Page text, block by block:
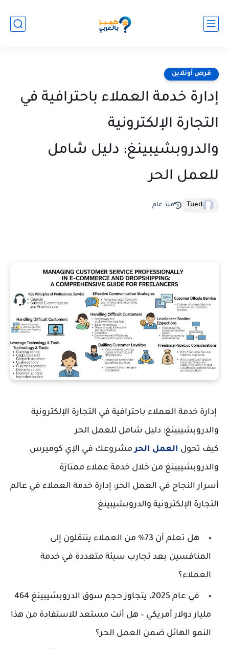
فرص أونلاين
إدارة خدمة العملاء باحترافية في
التجارة الإلكترونية
والدروبشيبينغ: دليل شامل
للعمل الحر
Tued منذ عام
إدارة خدمة العملاء باحترافية في التجارة الإلكترونية
والدروبشيبينغ: دليل شامل للعمل الحر
كيف تحول العمل الحر مشروعك في الإي كوميرس
والدروبشيبينغ من خلال خدمة عملاء ممتازة
أسرار النجاح في العمل الحر: إدارة خدمة العملاء في عالم
التجارة الإلكترونية والدروبشيبينغ
هل تعلم أن 73% من العملاء ينتقلون إلى
المنافسين بعد تجارب سيئة متعددة في خدمة
العملاء؟
في عام 2025، يتجاوز حجم سوق الدروبشيبينغ 464
مليار دولار أمريكي – هل أنت مستعد للاستفادة من هذا
النمو الهائل ضمن العمل الحر؟